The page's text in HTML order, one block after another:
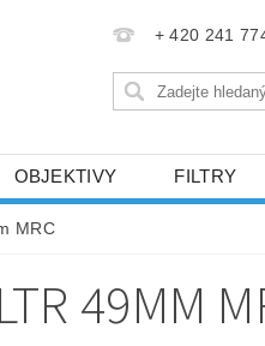
+ 420 241
OBJEKTIVY FILTRY
NÁM
MRC
49MM